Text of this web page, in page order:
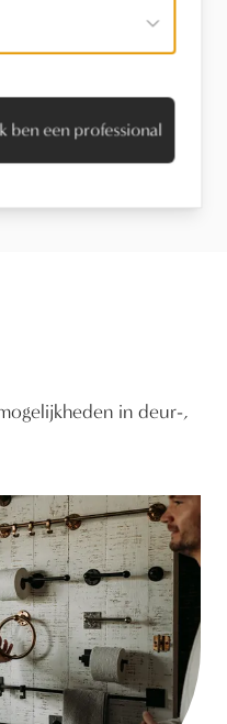
in deur-,
ben een professional